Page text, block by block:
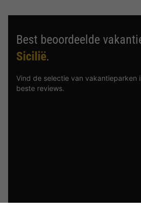
Best beoordeelde
Sicilië.
Vind de selectie van vakantieparken
beste reviews.